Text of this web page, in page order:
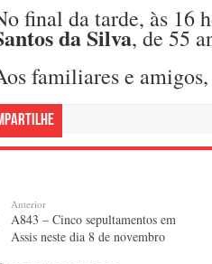
final da tarde, às 16
da Silva, de 55
familiares e
Anterior
A843 – Cinco sepultamentos em
Assis neste dia 8 de novembro